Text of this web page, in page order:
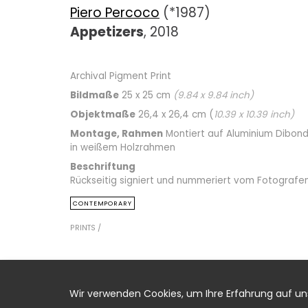
Piero Percoco (*1987)
Appetizers, 2018
Archival Pigment Print
Bildmaße 25 x 25 cm (9.84x 9.84inch)
Objektmaße 26,4 x 26,4 cm ( 10.39 x 10.39 inch)
Montage, Rahmen Montiert auf Aluminium
in weißem Holzrahmen
Beschriftung
Rückseitig signiert und nummeriert vom
CONTEMPORARY
PRINTS /
Wir verwenden Cookies, um Ihre Erfahrung auf